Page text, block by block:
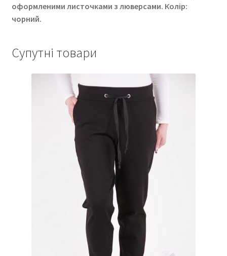
оформленими листочками з люверсами. Колір:
чорний.
Супутні товари